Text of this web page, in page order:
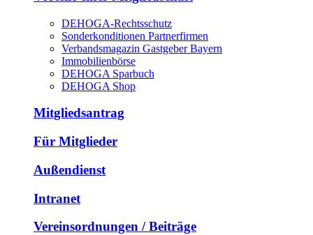
DEHOGA-Rechtsschutz
Sonderkonditionen Partnerfirmen
Verbandsmagazin Gastgeber Bayern
Immobilienbörse
DEHOGA Sparbuch
DEHOGA Shop
Mitgliedsantrag
Für Mitglieder
Außendienst
Intranet
Vereinsordnungen / Beiträge